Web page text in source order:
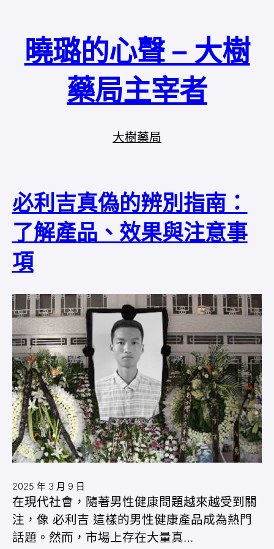
曉璐的心聲 – 大樹
藥局主宰者
大樹藥局
必利吉真偽的辨別指南：
了解產品、效果與注意事
項
2025 年 3 月 9 日
在現代社會，隨著男性健康問題越來越受到關
注，像 必利吉 這樣的男性健康產品成為熱門
話題。然而，市場上存在大量真…